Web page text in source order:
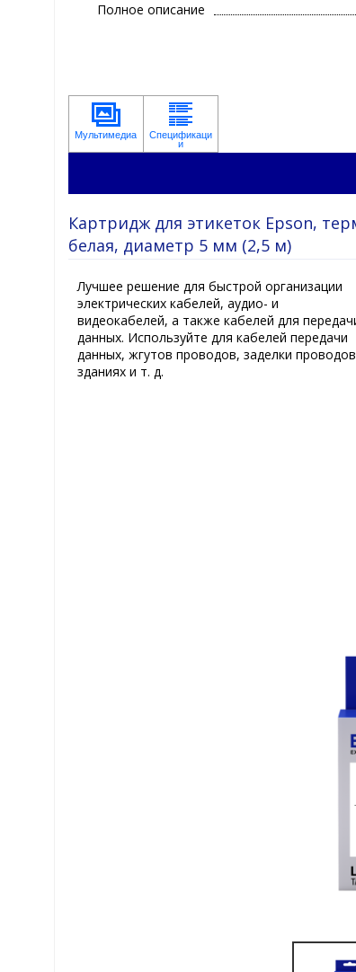
Полное описание
Картридж для этикеток Epson,
белая, диаметр 5 мм (2,5 м)
Лучшее решение для быстрой организации
электрических кабелей, аудио- и
видеокабелей, а также кабелей для
данных. Используйте для кабелей передачи
данных, жгутов проводов, заделки
зданиях и т. д.